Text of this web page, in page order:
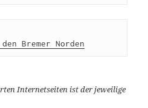
Bremer Norden
Internetseiten ist der jeweilige